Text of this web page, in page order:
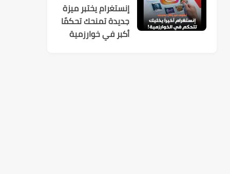
إنستغرام يختبر ميزة
جديدة تمنحك تحكمًا
أكبر في خوارزمية